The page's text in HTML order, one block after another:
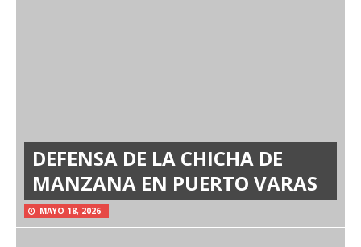
DEFENSA DE LA CHICHA DE
MANZANA EN PUERTO VARAS
MAYO 18, 2026